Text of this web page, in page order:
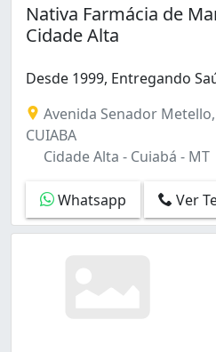
Nativa Farmácia de
Cidade Alta
Desde 1999, Entregando
Avenida Senador
CUIABA
Cidade Alta - Cuiabá - MT
Whatsapp Ver